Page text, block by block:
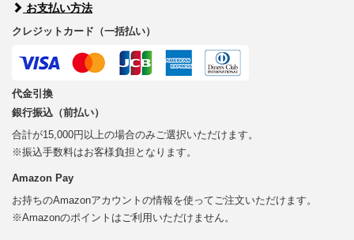
お支払い方法
クレジットカード（一括払い）
代金引換
銀行振込（前払い）
合計が15,000円以上の場合のみご選択いただけます。
※振込手数料はお客様負担となります。
Amazon Pay
お持ちのAmazonアカウントの情報を使ってご注文いただけます。
※Amazonのポイントはご利用いただけません。